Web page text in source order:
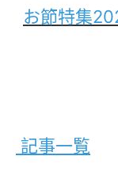
お節特集
記事一覧